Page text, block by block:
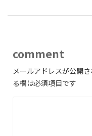
comment
メールアドレスが公開さ
る欄は必須項目です